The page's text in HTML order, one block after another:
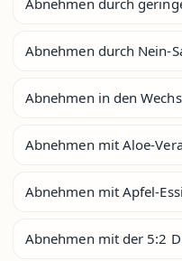
Abnehmen durch Nein-
Abnehmen in den
Abnehmen mit Aloe-
Abnehmen mit Apfel-
Abnehmen mit der 5:2